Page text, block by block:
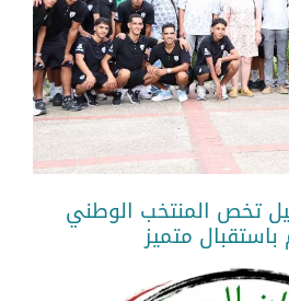
تخص المنتخب الوطني
متميز